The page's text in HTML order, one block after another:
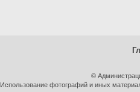
©
Использование фотографий и иных